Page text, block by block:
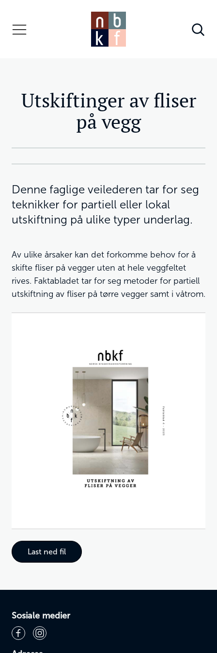
Utskiftinger av fliser
på vegg
Denne faglige veilederen tar for seg
teknikker for partiell eller lokal
utskiftning på ulike typer underlag.
Av ulike årsaker kan det forkomme behov for å
skifte fliser på vegger uten at hele veggfeltet
rives. Faktabladet tar for seg metoder for partiell
utskiftning av fliser på tørre vegger samt i våtrom.
Last ned fil
Sosiale medier